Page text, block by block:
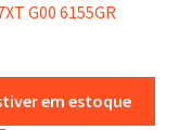
G00 6155GR
em estoque